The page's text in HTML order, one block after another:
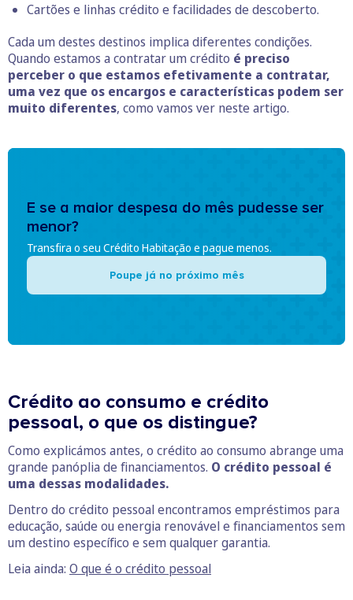
Cartões e linhas crédito e facilidades de descoberto.
Cada um destes destinos implica diferentes condições.
Quando estamos a contratar um crédito é preciso
perceber o que estamos efetivamente a contratar,
uma vez que os encargos e características podem ser
muito diferentes, como vamos ver neste artigo.
E se a maior despesa do mês pudesse ser
menor?
Transfira o seu Crédito Habitação e pague menos.
Poupe já no próximo mês
Crédito ao consumo e crédito
pessoal, o que os distingue?
Como explicámos antes, o crédito ao consumo abrange uma
grande panóplia de financiamentos. O crédito pessoal é
uma dessas modalidades.
Dentro do crédito pessoal encontramos empréstimos para
educação, saúde ou energia renovável e financiamentos sem
um destino específico e sem qualquer garantia.
Leia ainda: O que é o crédito pessoal